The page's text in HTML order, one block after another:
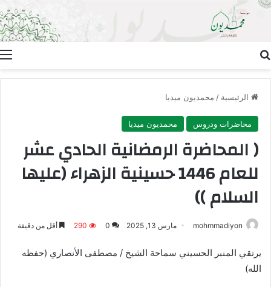
الرئيسية / محمديون ميديا
محاضرات ودروس محمديون ميديا
( المحاضرة الرمضانية الحادي عشر
للعام 1446 حسينية الزهراء (عليها
السلام ))
mohmmadiyon مارس 13, 2025 0
290 أقل من دقيقة
يرتقي المنبر الحسيني سماحة الشيخ / مصطفى الأنصاري (حفظه
الله)